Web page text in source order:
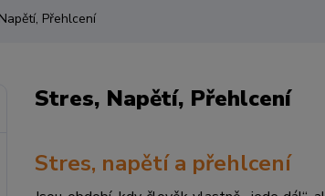
Přehlcení
Stres, Napětí, Přehlcení
Stres, napětí a přehlcení